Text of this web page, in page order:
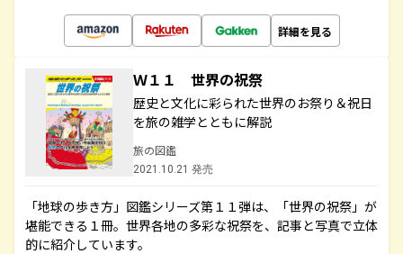
詳細を見る
Ｗ１１ 世界の祝祭
歴史と文化に彩られた世界のお祭り＆祝日
を旅の雑学とともに解説
旅の図鑑
2021.10.21 発売
「地球の歩き方」図鑑シリーズ第１１弾は、「世界の祝祭」が
堪能できる１冊。世界各地の多彩な祝祭を、記事と写真で立体
的に紹介しています。